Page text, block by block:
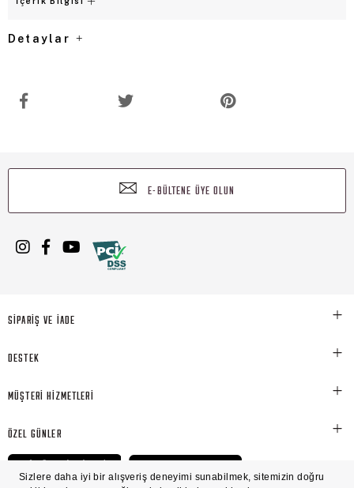
Detaylar
E-BÜLTENE ÜYE OLUN
SİPARİŞ VE İADE
DESTEK
MÜŞTERİ HİZMETLERİ
ÖZEL GÜNLER